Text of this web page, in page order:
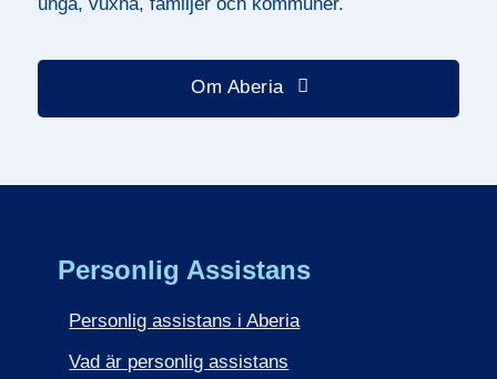
Om Aberia
Personlig Assistans
Personlig assistans i Aberia
Vad är personlig assistans